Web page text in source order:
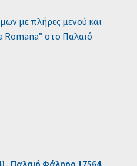
με πλήρες μενού και
στο Παλαιό
Παλαιό Φάληρο 17564